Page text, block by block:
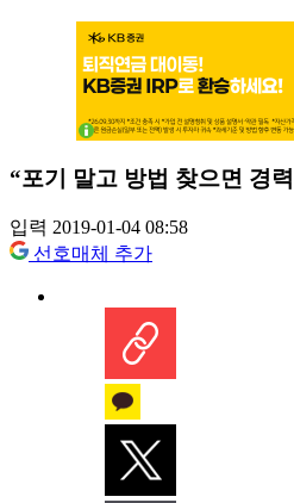
“포기 말고 방법 찾으면 경
입력 2019-01-04 08:58
선호매체 추가